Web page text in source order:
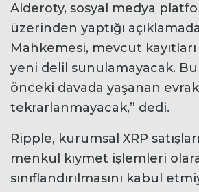
Alderoty, sosyal medya
üzerinden yaptığı
Mahkemesi, mevcut
yeni delil sunulamayacak.
önceki davada yaşanan
tekrarlanmayacak,” dedi.
Ripple, kurumsal XRP
menkul kıymet işlemleri
sınıflandırılmasını kabul